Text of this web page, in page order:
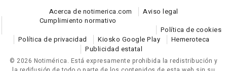
Acerca de notimerica.com
Aviso legal
Cumplimiento normativo
Política de cookies
Política de privacidad
Kiosko Google Play
Hemeroteca
Publicidad estatal
© 2026 Notimérica. Está expresamente prohibida la redistribución y